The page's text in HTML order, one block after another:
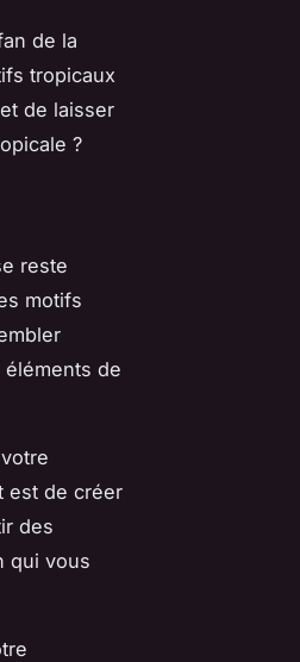
de la
tropicaux
de laisser
?
reste
motifs
de
est de créer
des
qui vous